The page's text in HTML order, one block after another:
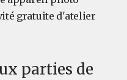
gratuite d'atelier
parties de